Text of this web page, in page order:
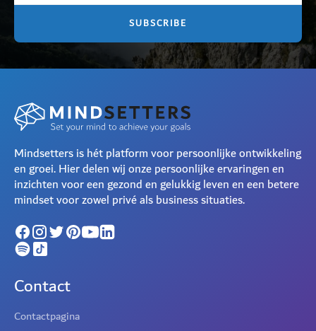
Mindsetters is hét platform voor persoonlijke ontwikkeling
en groei. Hier delen wij onze persoonlijke ervaringen en
inzichten voor een gezond en gelukkig leven en een betere
mindset voor zowel privé als business situaties.
Contact
Contactpagina